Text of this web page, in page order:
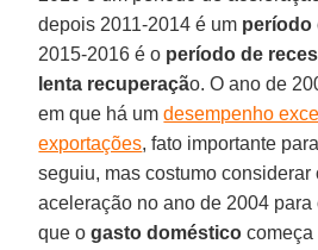
depois 2011-2014 é um período
2015-2016 é o período de
lenta recuperação. O ano de
em que há umdesempenho
exportações, fato importante
seguiu, mas costumo
aceleração no ano de 2004
que o gasto doméstico começa